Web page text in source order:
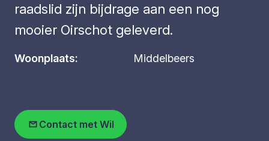
raadslid zijn bijdrage aan een nog
mooier Oirschot geleverd.
Woonplaats: Middelbeers
Contact met Wil